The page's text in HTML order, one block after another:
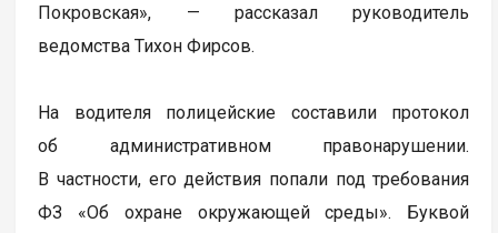
Покровская», — рассказал руководитель
ведомства Тихон Фирсов.
На водителя полицейские составили протокол
об административном правонарушении.
В частности, его действия попали под требования
ФЗ «Об охране окружающей среды». Буквой